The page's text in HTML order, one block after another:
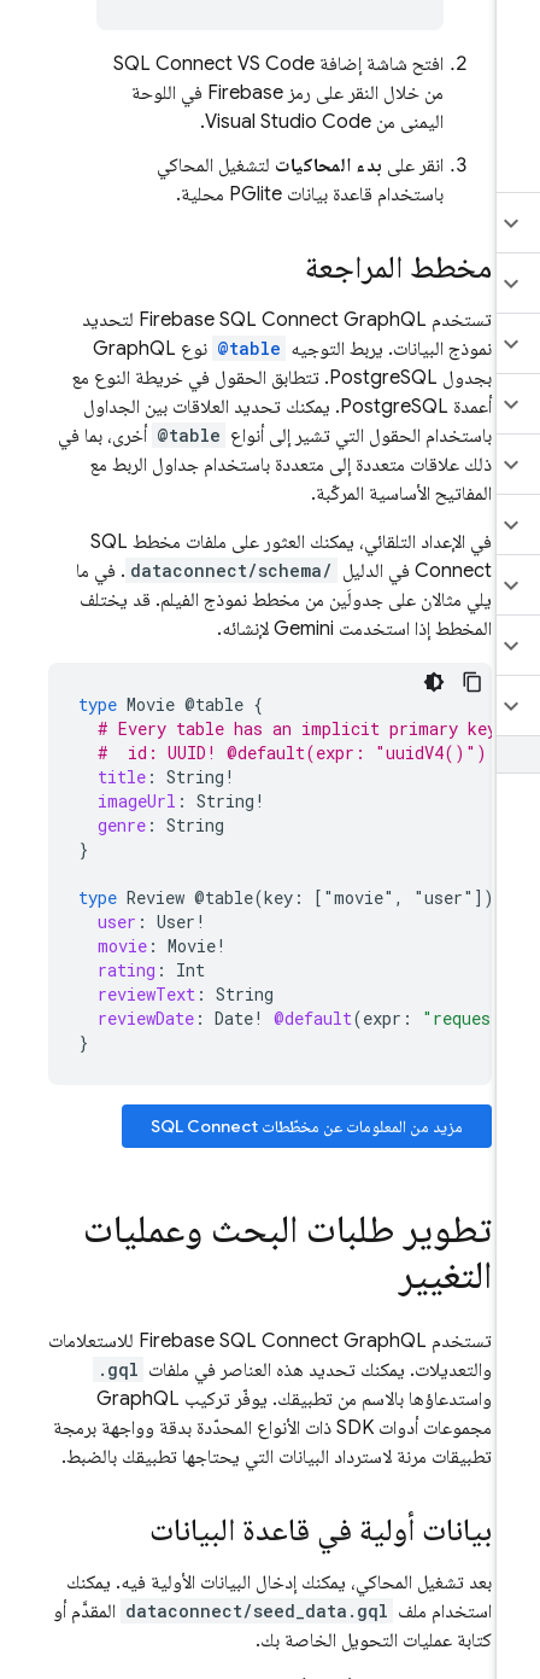
افتح شاشة إضافة SQL Connect VS Code
من خلال النقر على رمز Firebase في اللوحة
اليمنى من Visual Studio Code.
انقر علىبدء المحاكياتلتشغيل المحاكي
باستخدام قاعدة بيانات PGlite محلية.
مخطط المراجعة
تستخدم Firebase SQL ConnectGraphQL لتحديد
نموذج البيانات. يربط التوجيه @table
نوع GraphQL
بجدول PostgreSQL. تتطابق الحقول في خريطة النوع مع
أعمدة PostgreSQL. يمكنك تحديد العلاقات بين الجداول
باستخدام الحقول التي تشير إلى أنواع @table أخرى، بما في
ذلك علاقات متعددة إلى متعددة باستخدام جداول الربط مع
المفاتيح الأساسية المركّبة.
في الإعداد التلقائي، يمكنك العثور على ملفات مخططSQL
Connectفي الدليل dataconnect/schema/ . في ما
يلي مثالان على جدولَين من مخطط نموذج الفيلم. قد يختلف
المخطط إذا استخدمت Gemini لإنشائه.
type Movie @table
# Every table has an implicit primary
#  id: UUID! @default(expr: "uuidV4()")
title: String
imageUrl: String
genre: String
type Review @table(key: ["movie", "user"])
user: User
movie: Movie
rating:
reviewText: String
reviewDate: Date! @default(expr :
مزيد من المعلومات عن مخطّطاتSQL Connect
تطوير طلبات البحث وعمليات
التغيير
تستخدم Firebase SQL ConnectGraphQL للاستعلامات
والتعديلات. يمكنك تحديد هذه العناصر في ملفات .gql
واستدعاؤها بالاسم من تطبيقك. يوفّر تركيب GraphQL
مجموعات أدوات SDK ذات الأنواع المحدّدة بدقة وواجهة برمجة
تطبيقات مرنة لاسترداد البيانات التي يحتاجها تطبيقك بالضبط.
بيانات أولية في قاعدة البيانات
بعد تشغيل المحاكي، يمكنك إدخال البيانات الأولية فيه. يمكنك
استخدام ملف dataconnect/seed_data.gql المقدَّم أو
كتابة عمليات التحويل الخاصة بك.